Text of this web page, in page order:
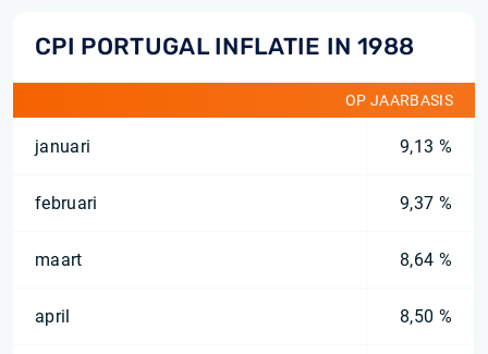
CPI PORTUGAL INFLATIE IN 1988
OP JAARBASIS
januari 9,13 %
februari 9,37 %
maart 8,64 %
april 8,50 %